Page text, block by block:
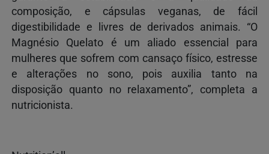
composição, e cápsulas veganas, de fácil
digestibilidade e livres de derivados animais. “O
Magnésio Quelato é um aliado essencial para
mulheres que sofrem com cansaço físico, estresse
e alterações no sono, pois auxilia tanto na
disposição quanto no relaxamento”, completa a
nutricionista.